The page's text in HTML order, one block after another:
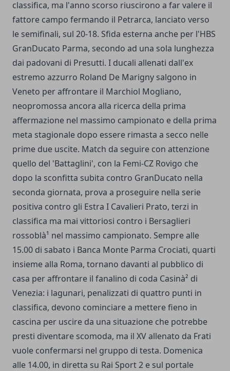
classifica, ma l'anno scorso riuscirono a far valere il
fattore campo fermando il Petrarca, lanciato verso
le semifinali, sul 20-18. Sfida esterna anche per l'HBS
GranDucato Parma, secondo ad una sola lunghezza
dai padovani di Presutti. I ducali allenati dall'ex
estremo azzurro Roland De Marigny salgono in
Veneto per affrontare il Marchiol Mogliano,
neopromossa ancora alla ricerca della prima
affermazione nel massimo campionato e della prima
meta stagionale dopo essere rimasta a secco nelle
prime due uscite. Match da seguire con attenzione
quello del 'Battaglini', con la Femi-CZ Rovigo che
dopo la sconfitta subita contro GranDucato nella
seconda giornata, prova a proseguire nella serie
positiva contro gli Estra I Cavalieri Prato, terzi in
classifica ma mai vittoriosi contro i Bersaglieri
rossoblà¹ nel massimo campionato. Sempre alle
15.00 di sabato i Banca Monte Parma Crociati, quarti
insieme alla Roma, tornano davanti al pubblico di
casa per affrontare il fanalino di coda Casinà² di
Venezia: i lagunari, penalizzati di quattro punti in
classifica, devono cominciare a mettere fieno in
cascina per uscire da una situazione che potrebbe
presti diventare scomoda, ma il XV allenato da Frati
vuole confermarsi nel gruppo di testa. Domenica
alle 14.00, in diretta su Rai Sport 2 e sul portale